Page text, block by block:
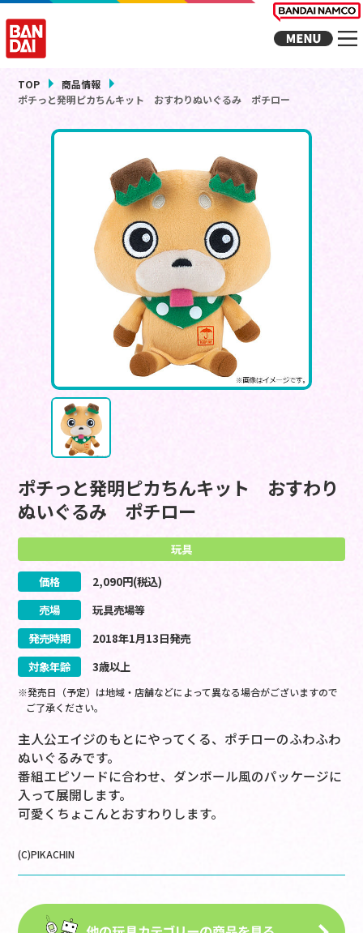
TOP
商品情報
ポチっと発明ピカちんキット おすわりぬいぐるみ ポチロー
ポチっと発明ピカちんキット おすわり
ぬいぐるみ ポチロー
玩具
価格 2,090円(税込)
売場
玩具売場等
発売時期
2018年1月13日発売
対象年齢
3歳以上
※発売日（予定）は地域・店舗などによって異なる場合がございますので
ご了承ください。
主人公エイジのもとにやってくる、ポチローのふわふわ
ぬいぐるみです。
番組エピソードに合わせ、ダンボール風のパッケージに
入って展開します。
可愛くちょこんとおすわりします。
(C)PIKACHIN